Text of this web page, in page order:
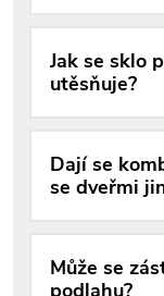
Jak se sklo
utěsňuje?
Dají se
se dveřmi
Může se
podlahu?